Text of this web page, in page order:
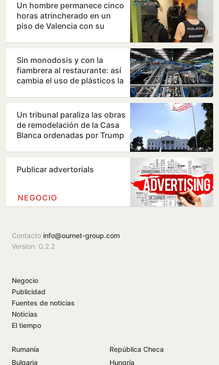
Un hombre permanece cinco
horas atrincherado en un
piso de Valencia con su
Sin monodosis y con la
fiambrera al restaurante: así
cambia el uso de plásticos la
Un tribunal paraliza las obras
de remodelación de la Casa
Blanca ordenadas por Trump
Publicar advertorials
NEGOCIO
Contacto info@ournet-group.com
Version: 0.2.2
Negocio
Publicidad
Fuentes de noticias
Noticias
El tiempo
Rumanía
República Checa
Bulgaria
Hungría